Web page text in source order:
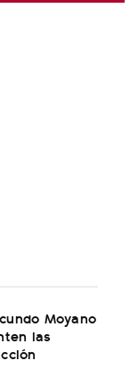
Moyano
las